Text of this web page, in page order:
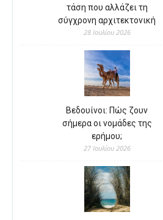
τάση που αλλάζει τη
σύγχρονη αρχιτεκτονική
28 Ιουλίου 2026
Βεδουίνοι: Πώς ζουν
σήμερα οι νομάδες της
ερήμου;
27 Ιουλίου 2026